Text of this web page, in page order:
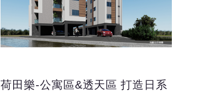
荷田樂-公寓區&透天區 打造日系